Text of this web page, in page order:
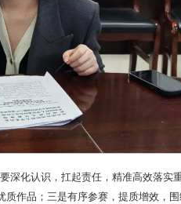
深化认识，扛起责任，精准高效落实
作品；三是有序参赛，提质增效，